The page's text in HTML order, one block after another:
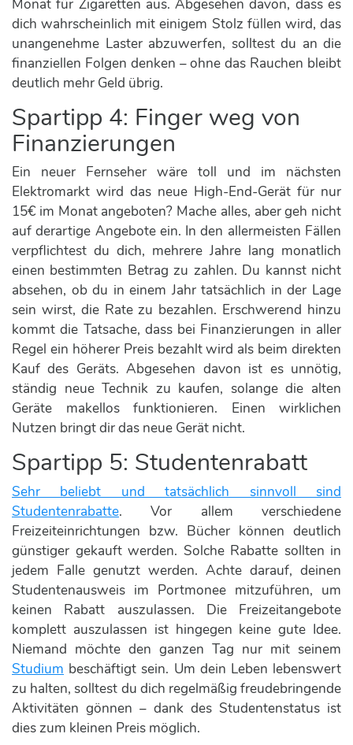
Monat für Zigaretten aus. Abgesehen davon, dass es
dich wahrscheinlich mit einigem Stolz füllen wird, das
unangenehme Laster abzuwerfen, solltest du an die
finanziellen Folgen denken – ohne das Rauchen bleibt
deutlich mehr Geld übrig.
Spartipp 4: Finger weg von
Finanzierungen
Ein neuer Fernseher wäre toll und im nächsten
Elektromarkt wird das neue High-End-Gerät für nur
15€ im Monat angeboten? Mache alles, aber geh nicht
auf derartige Angebote ein. In den allermeisten Fällen
verpflichtest du dich, mehrere Jahre lang monatlich
einen bestimmten Betrag zu zahlen. Du kannst nicht
absehen, ob du in einem Jahr tatsächlich in der Lage
sein wirst, die Rate zu bezahlen. Erschwerend hinzu
kommt die Tatsache, dass bei Finanzierungen in aller
Regel ein höherer Preis bezahlt wird als beim direkten
Kauf des Geräts. Abgesehen davon ist es unnötig,
ständig neue Technik zu kaufen, solange die alten
Geräte makellos funktionieren. Einen wirklichen
Nutzen bringt dir das neue Gerät nicht.
Spartipp 5: Studentenrabatt
Sehr beliebt und tatsächlich sinnvoll sind
Studentenrabatte. Vor allem verschiedene
Freizeiteinrichtungen bzw. Bücher können deutlich
günstiger gekauft werden. Solche Rabatte sollten in
jedem Falle genutzt werden. Achte darauf, deinen
Studentenausweis im Portmonee mitzuführen, um
keinen Rabatt auszulassen. Die Freizeitangebote
komplett auszulassen ist hingegen keine gute Idee.
Niemand möchte den ganzen Tag nur mit seinem
Studium beschäftigt sein. Um dein Leben lebenswert
zu halten, solltest du dich regelmäßig freudebringende
Aktivitäten gönnen – dank des Studentenstatus ist
dies zum kleinen Preis möglich.